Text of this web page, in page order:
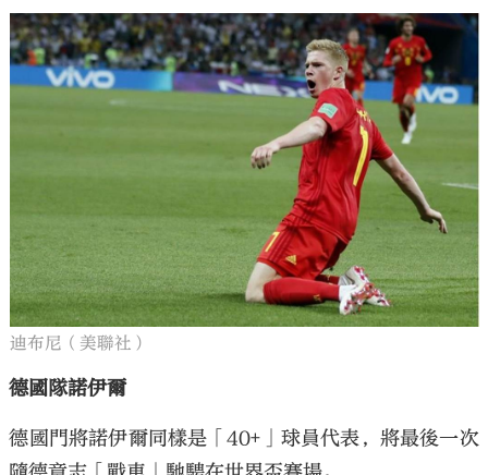
迪布尼（美聯社）
德國隊諾伊爾
德國門將諾伊爾同樣是「40+」球員代表，將最後一次